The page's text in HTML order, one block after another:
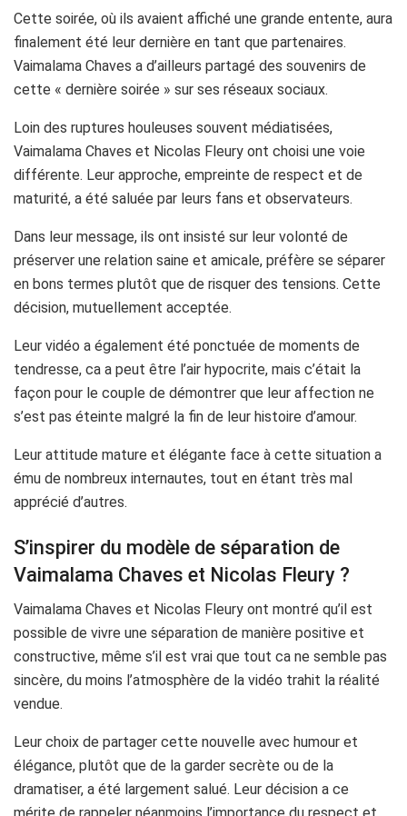
Cette soirée, où ils avaient affiché une grande entente, aura
finalement été leur dernière en tant que partenaires.
Vaimalama Chaves a d’ailleurs partagé des souvenirs de
cette « dernière soirée » sur ses réseaux sociaux.
Loin des ruptures houleuses souvent médiatisées,
Vaimalama Chaves et Nicolas Fleury ont choisi une voie
différente. Leur approche, empreinte de respect et de
maturité, a été saluée par leurs fans et observateurs.
Dans leur message, ils ont insisté sur leur volonté de
préserver une relation saine et amicale, préfère se séparer
en bons termes plutôt que de risquer des tensions. Cette
décision, mutuellement acceptée.
Leur vidéo a également été ponctuée de moments de
tendresse, ca a peut être l’air hypocrite, mais c’était la
façon pour le couple de démontrer que leur affection ne
s’est pas éteinte malgré la fin de leur histoire d’amour.
Leur attitude mature et élégante face à cette situation a
ému de nombreux internautes, tout en étant très mal
apprécié d’autres.
S’inspirer du modèle de séparation de
Vaimalama Chaves et Nicolas Fleury ?
Vaimalama Chaves et Nicolas Fleury ont montré qu’il est
possible de vivre une séparation de manière positive et
constructive, même s’il est vrai que tout ca ne semble pas
sincère, du moins l’atmosphère de la vidéo trahit la réalité
vendue.
Leur choix de partager cette nouvelle avec humour et
élégance, plutôt que de la garder secrète ou de la
dramatiser, a été largement salué. Leur décision a ce